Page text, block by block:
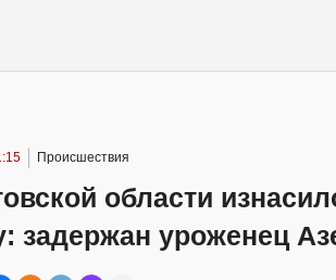
Происшествия
области
задержан уроженец